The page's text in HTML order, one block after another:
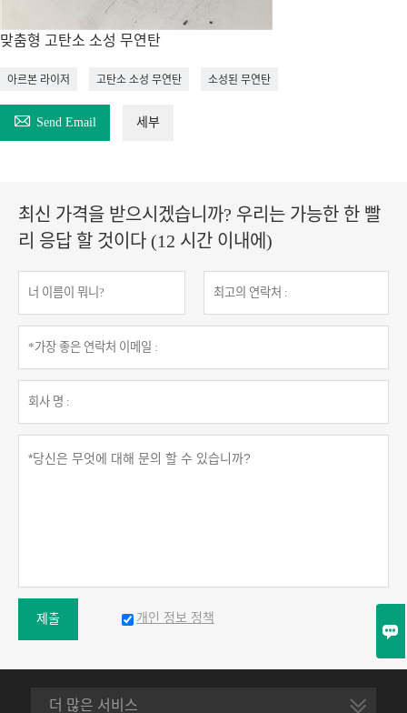
맞춤형 고탄소 소성 무연탄
아르본 라이저 고탄소 소성 무연탄 소성된 무연탄
 Send Email 세부
최신 가격을 받으시겠습니까? 우리는 가능한 한 빨
리 응답 할 것이다 (12 시간 이내에)
제출 개인 정보 정책
더 많은 서비스
